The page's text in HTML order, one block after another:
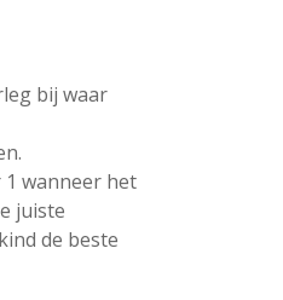
bij waar
wanneer het
juiste
de beste